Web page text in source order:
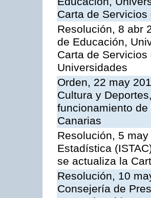
Carta de
Resolución, 8 abr
de Educación,
Carta de
Universidades
Orden, 22 may
Cultura y
funcionamiento
Canarias
Resolución, 5
Estadística
se actualiza la
Resolución, 10
Consejería de